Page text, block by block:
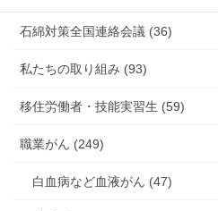
石綿対策全国連絡会議 (36)
私たちの取り組み (93)
移住労働者・技能実習生 (59)
職業がん (249)
白血病など血液がん (47)